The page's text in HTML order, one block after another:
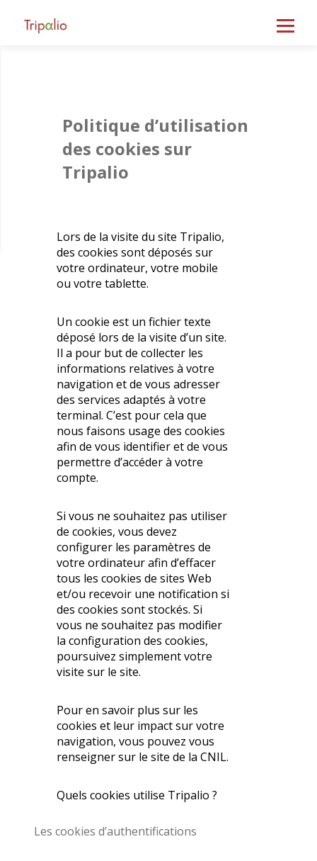
Politique d’utilisation
des cookies sur
Tripalio
Lors de la visite du site Tripalio,
des cookies sont déposés sur
votre ordinateur, votre mobile
ou votre tablette.
Un cookie est un fichier texte
déposé lors de la visite d’un site.
Il a pour but de collecter les
informations relatives à votre
navigation et de vous adresser
des services adaptés à votre
terminal. C’est pour cela que
nous faisons usage des cookies
afin de vous identifier et de vous
permettre d’accéder à votre
compte.
Si vous ne souhaitez pas utiliser
de cookies, vous devez
configurer les paramètres de
votre ordinateur afin d’effacer
tous les cookies de sites Web
et/ou recevoir une notification si
des cookies sont stockés. Si
vous ne souhaitez pas modifier
la configuration des cookies,
poursuivez simplement votre
visite sur le site.
Pour en savoir plus sur les
cookies et leur impact sur votre
navigation, vous pouvez vous
renseigner sur le site de la CNIL.
Quels cookies utilise Tripalio ?
Les cookies d’authentifications